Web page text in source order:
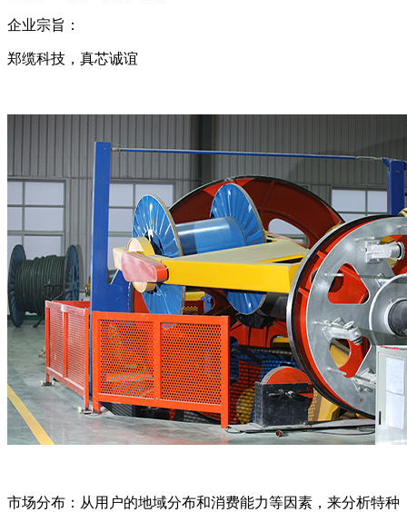
企业宗旨：
郑缆科技，真芯诚谊
市场分布：从用户的地域分布和消费能力等因素，来分析特种